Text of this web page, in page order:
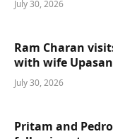
July 30, 2026
Ram Charan
with wife
July 30, 2026
Pritam and